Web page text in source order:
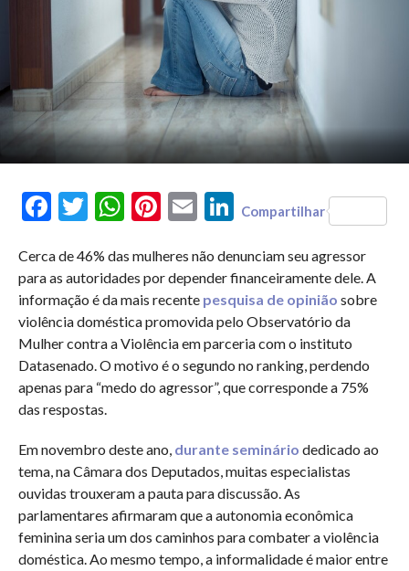
FacebookTwitterWhatsAppPinterest
Email LinkedIn
Compartilhar
Cerca de 46% das mulheres não denunciam seu agressor
para as autoridades por depender financeiramente dele. A
informação é da mais recente pesquisa de opinião sobre
violência doméstica promovida pelo Observatório da
Mulher contra a Violência em parceria com o instituto
Datasenado. O motivo é o segundo no ranking, perdendo
apenas para “medo do agressor”, que corresponde a 75%
das respostas.
Em novembro deste ano, durante seminário dedicado ao
tema, na Câmara dos Deputados, muitas especialistas
ouvidas trouxeram a pauta para discussão. As
parlamentares afirmaram que a autonomia econômica
feminina seria um dos caminhos para combater a violência
doméstica. Ao mesmo tempo, a informalidade é maior entre